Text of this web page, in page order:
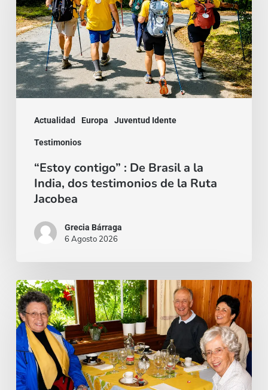
Actualidad Europa Juventud Idente
Testimonios
De
Brasil
a
la
India,
Ruta
Jacobea
“Estoy contigo” : De Brasil a la
India, dos testimonios de la Ruta
Jacobea
Grecia Bárraga
6 Agosto 2026
Cardenal
Camillo
Ruini
un
«fiel
pastor»